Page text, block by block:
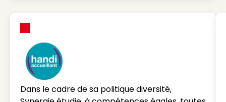
Dans le cadre de sa politique diversité,